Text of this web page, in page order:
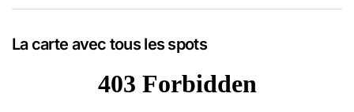
La carte avec tous les spots